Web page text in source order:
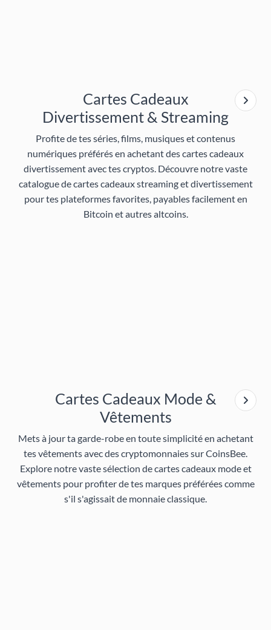
Cartes Cadeaux
Divertissement & Streaming
Profite de tes séries, films, musiques et contenus
numériques préférés en achetant des cartes cadeaux
divertissement avec tes cryptos. Découvre notre vaste
catalogue decartes cadeaux streaming et divertissement
pour tes plateformes favorites, payables facilement en
Bitcoin et autres altcoins.
Cartes Cadeaux Mode &
Vêtements
Mets à jour ta garde-robe en toute simplicité en achetant
tes vêtements avec des cryptomonnaies sur CoinsBee.
Explore notre vaste sélection decartes cadeaux mode et
vêtementspour profiter de tes marques préférées comme
s'il s'agissait de monnaie classique.